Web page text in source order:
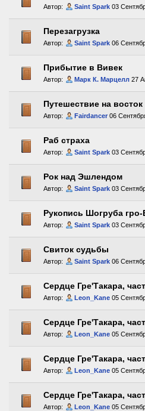
Автор: Saint Spark 03
Перезагрузка
Автор: Saint Spark 06
Прибытие в Вивек
Автор: Марк К. Марцелл 27
Путешествие на восток
Автор: Fairdancer 06
Раб страха
Автор: Saint Spark 03
Рок над Эшлендом
Автор: Saint Spark 03
Рукопись Шогруба
Автор: Saint Spark 03
Свиток судьбы
Автор: Saint Spark 06
Сердце Гре'Такара,
Автор: Leon_Kane 05
Сердце Гре'Такара,
Автор: Leon_Kane 05
Сердце Гре'Такара,
Автор: Leon_Kane 05
Сердце Гре'Такара,
Автор: Leon_Kane 05